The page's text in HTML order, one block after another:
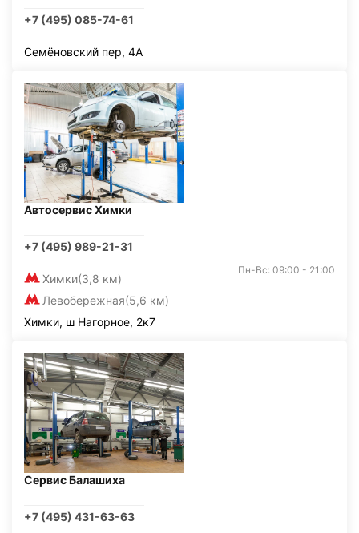
+7 (495) 085-74-61
Семёновский пер, 4А
Автосервис Химки
+7 (495) 989-21-31
Химки(3,8 км)
Левобережная(5,6 км)
Пн-Вс: 09:00 - 21:00
Химки, ш Нагорное, 2к7
Сервис Балашиха
+7 (495) 431-63-63